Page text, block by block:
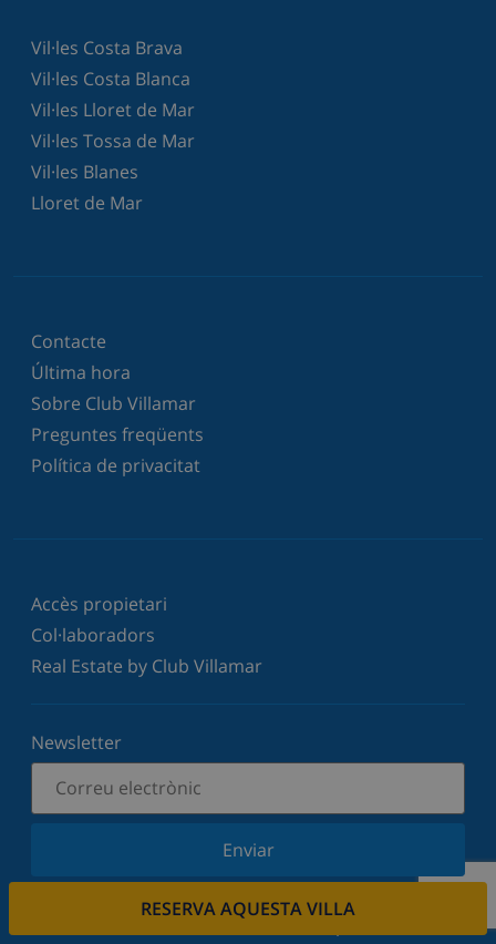
RESERVA AQUESTA VILLA
Vil·les Costa Brava
Vil·les Costa Blanca
Vil·les Lloret de Mar
Vil·les Tossa de Mar
Vil·les Blanes
Lloret de Mar
Contacte
Última hora
Sobre Club Villamar
Preguntes freqüents
Política de privacitat
Accès propietari
Col·laboradors
Real Estate by Club Villamar
Newsletter
Enviar
Subscriu-vos al nostre butlletí i estigues informat
de les últimes novetats i ofertes. Respectem la